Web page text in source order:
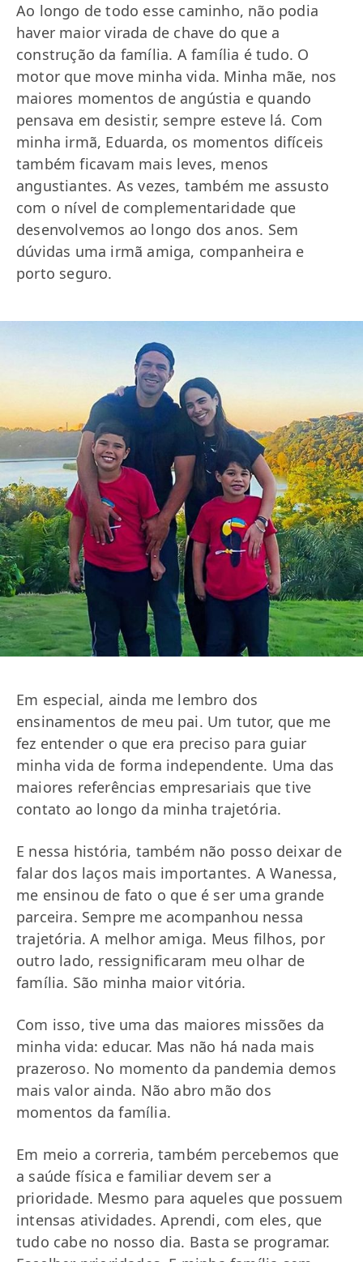
Ao longo de todo esse caminho, não podia
haver maior virada de chave do que a
construção da família. A família é tudo. O
motor que move minha vida. Minha mãe, nos
maiores momentos de angústia e quando
pensava em desistir, sempre esteve lá. Com
minha irmã, Eduarda, os momentos difíceis
também ficavam mais leves, menos
angustiantes. As vezes, também me assusto
com o nível de complementaridade que
desenvolvemos ao longo dos anos. Sem
dúvidas uma irmã amiga, companheira e
porto seguro.
Em especial, ainda me lembro dos
ensinamentos de meu pai. Um tutor, que me
fez entender o que era preciso para guiar
minha vida de forma independente. Uma das
maiores referências empresariais que tive
contato ao longo da minha trajetória.
E nessa história, também não posso deixar de
falar dos laços mais importantes. A Wanessa,
me ensinou de fato o que é ser uma grande
parceira. Sempre me acompanhou nessa
trajetória. A melhor amiga. Meus filhos, por
outro lado, ressignificaram meu olhar de
família. São minha maior vitória.
Com isso, tive uma das maiores missões da
minha vida: educar. Mas não há nada mais
prazeroso. No momento da pandemia demos
mais valor ainda. Não abro mão dos
momentos da família.
Em meio a correria, também percebemos que
a saúde física e familiar devem ser a
prioridade. Mesmo para aqueles que possuem
intensas atividades. Aprendi, com eles, que
tudo cabe no nosso dia. Basta se programar.